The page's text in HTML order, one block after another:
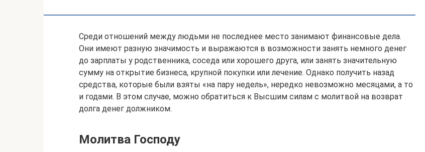
Среди отношений между людьми не последнее место занимают финансовые дела.
Они имеют разную значимость и выражаются в возможности занять немного денег
до зарплаты у родственника, соседа или хорошего друга, или занять значительную
сумму на открытие бизнеса, крупной покупки или лечение. Однако получить назад
средства, которые были взяты «на пару недель», нередко невозможно месяцами, а то
и годами. В этом случае, можно обратиться к Высшим силам с молитвой на возврат
долга денег должником.
Молитва Господу